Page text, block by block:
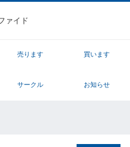
ァイド
売ります 買います
サークル お知らせ